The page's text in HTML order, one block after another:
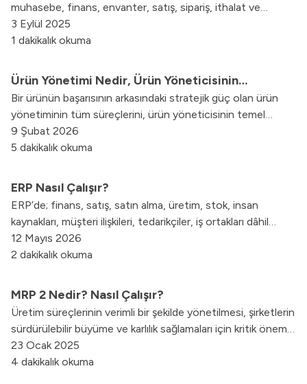
muhasebe, finans, envanter, satış, sipariş, ithalat ve
ihracat gibi birçok operasyonel ihtiyacı karşılar. Kullanıcı
dostu arayüzü, erişim kolaylığı ve güçlü raporlama
süreçlerine verimlilik ve hız kazandırırken, uygun maliyet
3 Eylül 2025
1 dakikalık okuma
Ürün Yönetimi Nedir, Ürün Yöneticisinin
Görevleri Nelerdir?
Bir ürünün başarısının arkasındaki stratejik güç olan ürün
yönetiminin tüm süreçlerini, ürün yöneticisinin temel
sorumluluklarını ve kullanılan modern metodolojileri bu
yazımızda inceledik.
9 Şubat 2026
5 dakikalık okuma
ERP Nasıl Çalışır?
ERP’de; finans, satış, satın alma, üretim, stok, insan
kaynakları, müşteri ilişkileri, tedarikçiler, iş ortakları dâhil
olmak üzere ilgili departmanlar birbiriyle işbirliği içinde
olurlar. İki departman arasındaki herhangi bir konuya ilişkin
12 Mayıs 2026
2 dakikalık okuma
MRP 2 Nedir? Nasıl Çalışır?
Üretim süreçlerinin verimli bir şekilde yönetilmesi, şirketlerin
sürdürülebilir büyüme ve karlılık sağlamaları için kritik öneme
sahiptir. Üretim Kaynak Planlaması, yani MRP 2, bu süreci
optimize etmek için kullanılan ileri düzey bir yönetim
23 Ocak 2025
4 dakikalık okuma